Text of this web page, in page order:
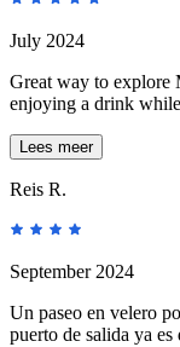
July 2024
Great way to explore
enjoying a drink
Lees meer
Reis R.
September 2024
Un paseo en velero
puerto de salida ya es